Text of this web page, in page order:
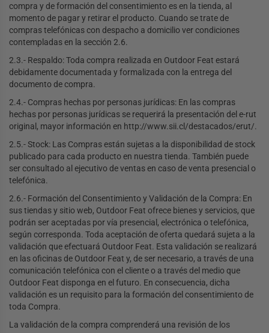
compra y de formación del consentimiento es en la tienda, al
momento de pagar y retirar el producto. Cuando se trate de
compras telefónicas con despacho a domicilio ver condiciones
contempladas en la sección 2.6.
2.3.- Respaldo: Toda compra realizada en Outdoor Feat estará
debidamente documentada y formalizada con la entrega del
documento de compra.
2.4.- Compras hechas por personas jurídicas: En las compras
hechas por personas jurídicas se requerirá la presentación del e-rut
original, mayor información en http://www.sii.cl/destacados/erut/.
2.5.- Stock: Las Compras están sujetas a la disponibilidad de stock
publicado para cada producto en nuestra tienda. También puede
ser consultado al ejecutivo de ventas en caso de venta presencial o
telefónica.
2.6.- Formación del Consentimiento y Validación de la Compra: En
sus tiendas y sitio web, Outdoor Feat ofrece bienes y servicios, que
podrán ser aceptadas por vía presencial, electrónica o telefónica,
según corresponda. Toda aceptación de oferta quedará sujeta a la
validación que efectuará Outdoor Feat. Esta validación se realizará
en las oficinas de Outdoor Feat y, de ser necesario, a través de una
comunicación telefónica con el cliente o a través del medio que
Outdoor Feat disponga en el futuro. En consecuencia, dicha
validación es un requisito para la formación del consentimiento de
toda Compra.
La validación de la compra comprenderá una revisión de los